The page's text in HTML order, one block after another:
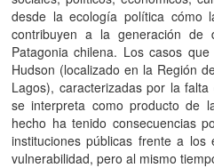
desde la ecología política cómo
contribuyen a la generación de
Patagonia chilena. Los casos
Hudson (localizado en la Región
Lagos), caracterizadas por la
se interpreta como producto de
hecho ha tenido consecuencias
instituciones públicas frente a los
vulnerabilidad, pero al mismo